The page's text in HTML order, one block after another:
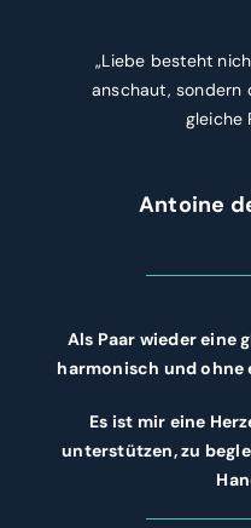
ERFAHRUNGEN
„Liebe besteht
anschaut, sondern
gleiche
Antoine
Als Paar wieder eine
harmonisch und ohne
Es ist mir eine
unterstützen, zu